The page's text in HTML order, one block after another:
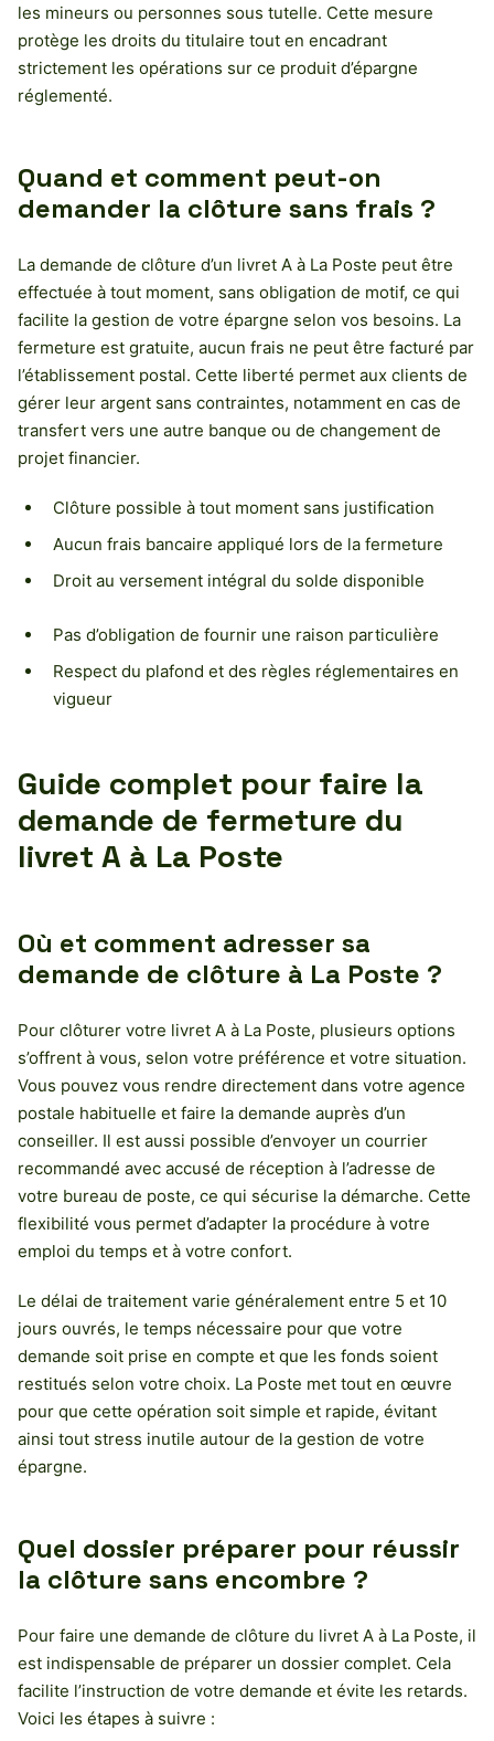
les mineurs ou personnes sous tutelle. Cette mesure
protège les droits du titulaire tout en encadrant
strictement les opérations sur ce produit d’épargne
réglementé.
Quand et comment peut-on
demander la clôture sans frais ?
La demande de clôture d’un livret A à La Poste peut être
effectuée à tout moment, sans obligation de motif, ce qui
facilite la gestion de votre épargne selon vos besoins. La
fermeture est gratuite, aucun frais ne peut être facturé par
l’établissement postal. Cette liberté permet aux clients de
gérer leur argent sans contraintes, notamment en cas de
transfert vers une autre banque ou de changement de
projet financier.
Clôture possible à tout moment sans justification
Aucun frais bancaire appliqué lors de la fermeture
Droit au versement intégral du solde disponible
Pas d’obligation de fournir une raison particulière
Respect du plafond et des règles réglementaires en
vigueur
Guide complet pour faire la
demande de fermeture du
livret A à La Poste
Où et comment adresser sa
demande de clôture à La Poste ?
Pour clôturer votre livret A à La Poste, plusieurs options
s’offrent à vous, selon votre préférence et votre situation.
Vous pouvez vous rendre directement dans votre agence
postale habituelle et faire la demande auprès d’un
conseiller. Il est aussi possible d’envoyer un courrier
recommandé avec accusé de réception à l’adresse de
votre bureau de poste, ce qui sécurise la démarche. Cette
flexibilité vous permet d’adapter la procédure à votre
emploi du temps et à votre confort.
Le délai de traitement varie généralement entre 5 et 10
jours ouvrés, le temps nécessaire pour que votre
demande soit prise en compte et que les fonds soient
restitués selon votre choix. La Poste met tout en œuvre
pour que cette opération soit simple et rapide, évitant
ainsi tout stress inutile autour de la gestion de votre
épargne.
Quel dossier préparer pour réussir
la clôture sans encombre ?
Pour faire une demande de clôture du livret A à La Poste, il
est indispensable de préparer un dossier complet. Cela
facilite l’instruction de votre demande et évite les retards.
Voici les étapes à suivre :